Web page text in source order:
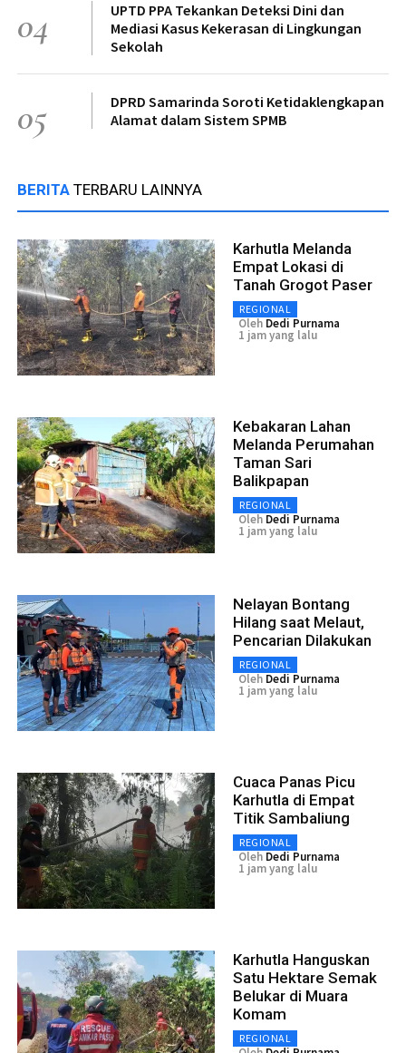
04
UPTD PPA Tekankan Deteksi Dini dan
Mediasi Kasus Kekerasan di Lingkungan
Sekolah
05
DPRD Samarinda Soroti Ketidaklengkapan
Alamat dalam Sistem SPMB
BERITA TERBARU LAINNYA
Karhutla Melanda
Empat Lokasi di
Tanah Grogot Paser
REGIONAL
Oleh Dedi Purnama
1 jam yang lalu
Kebakaran Lahan
Melanda Perumahan
Taman Sari
Balikpapan
REGIONAL
Oleh Dedi Purnama
1 jam yang lalu
Nelayan Bontang
Hilang saat Melaut,
Pencarian Dilakukan
REGIONAL
Oleh Dedi Purnama
1 jam yang lalu
Cuaca Panas Picu
Karhutla di Empat
Titik Sambaliung
REGIONAL
Oleh Dedi Purnama
1 jam yang lalu
Karhutla Hanguskan
Satu Hektare Semak
Belukar di Muara
Komam
REGIONAL